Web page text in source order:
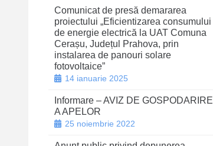
Comunicat de presă demararea
proiectului „Eficientizarea consumului
de energie electrică la UAT Comuna
Cerașu, Județul Prahova, prin
instalarea de panouri solare
fotovoltaice”
14 ianuarie 2025
Informare – AVIZ DE GOSPODARIRE
A APELOR
25 noiembrie 2022